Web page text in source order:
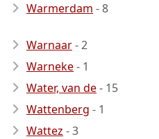
Warmerdam - 8
Warnaar- 2
Warneke- 1
Water, van de- 15
Wattenberg - 1
Wattez - 3